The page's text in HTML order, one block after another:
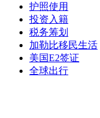
护照使用
投资入籍
税务筹划
加勒比移民生活
美国E2签证
全球出行